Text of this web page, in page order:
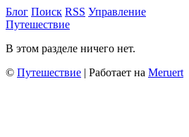
Блог Поиск RSS Управление
Путешествие
В этом разделе ничего нет.
© Путешествие | Работает на Meruert